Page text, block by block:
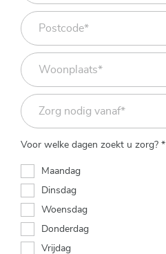
Voor welke dagen zoekt u zorg? *
Maandag
Dinsdag
Woensdag
Donderdag
Vrijdag